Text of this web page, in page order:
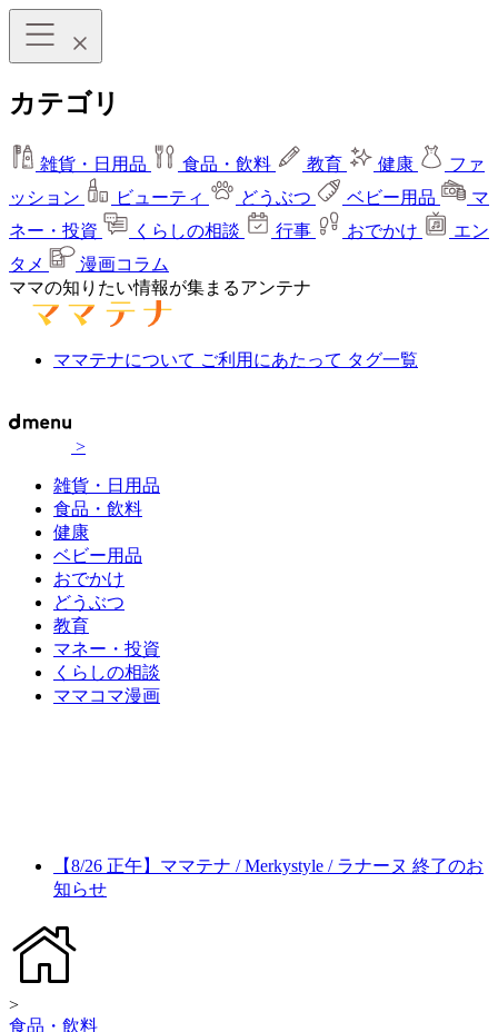
カテゴリ
雑貨・日用品 食品・飲料 教育 健康
ファ
ッション
ビューティ どうぶつ ベビー用品
マ
ネー・投資
くらしの相談 行事 おでかけ
エン
タメ
漫画コラム
ママの知りたい情報が集まるアンテナ
ママテナについて ご利用にあたって タグ一覧
>
雑貨・日用品
食品・飲料
健康
ベビー用品
おでかけ
どうぶつ
教育
マネー・投資
くらしの相談
ママコマ漫画
【8/26 正午】ママテナ / Merkystyle / ラナーヌ 終了のお
知らせ
>
食品・飲料